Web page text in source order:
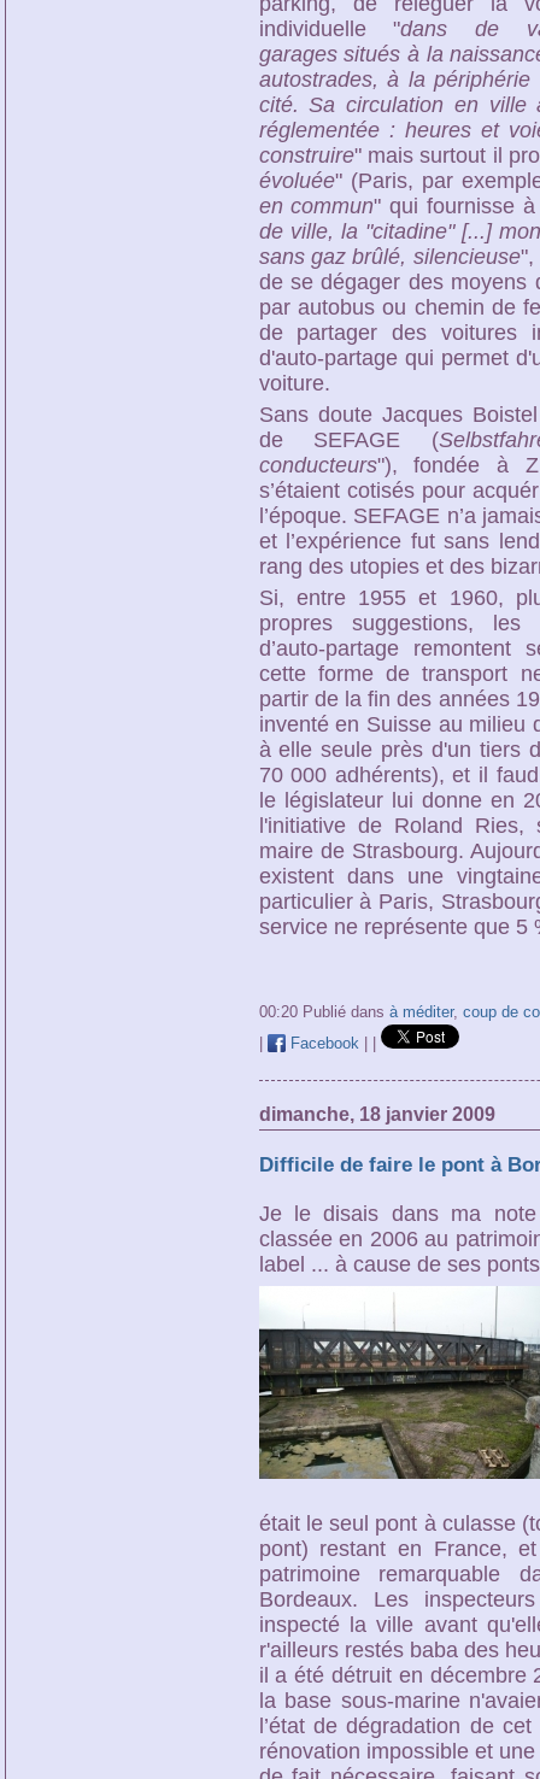
individuelle "dans de
garages situés à la
autostrades, à la périphérie
cité. Sa circulation en ville
réglementée : heures et
construire" mais surtout il
évoluée" (Paris, par
en commun" qui fournisse
de ville, la "citadine" [...]
sans gaz brûlé, silencieuse",
de se dégager des moyens
par autobus ou chemin de
de partager des voitures
d'auto-partage qui permet
voiture.
Sans doute Jacques
de SEFAGE (
conducteurs"), fondée à
s’étaient cotisés pour
l’époque. SEFAGE n’a
et l’expérience fut sans
rang des utopies et des
Si, entre 1955 et 1960,
propres suggestions, les
d’auto-partage remontent
cette forme de transport
partir de la fin des années
inventé en Suisse au milieu
à elle seule près d'un tiers
70 000 adhérents), et il
le législateur lui donne en
l'initiative de Roland Ries,
maire de Strasbourg.
existent dans une
particulier à Paris,
service ne représente que 5
00:20 Publié dans à méditer, coup de
Facebook
dimanche, 18 janvier 2009
Difficile de faire le pont à
Je le disais dans ma
classée en 2006 au
label ... à cause de ses
était le seul pont à culasse
pont) restant en France,
patrimoine remarquable
Bordeaux. Les
inspecté la ville avant
r'ailleurs restés baba des
il a été détruit en décembre
la base sous-marine
l’état de dégradation de
rénovation impossible et